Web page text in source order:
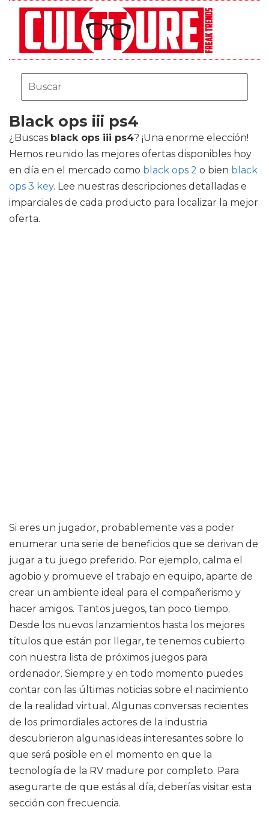
Black ops iii ps4
¿Buscas black ops iii ps4? ¡Una enorme elección!
Hemos reunido las mejores ofertas disponibles hoy
en día en el mercado como black ops 2 o bien black
ops 3 key. Lee nuestras descripciones detalladas e
imparciales de cada producto para localizar la mejor
oferta.
Si eres un jugador, probablemente vas a poder
enumerar una serie de beneficios que se derivan de
jugar a tu juego preferido. Por ejemplo, calma el
agobio y promueve el trabajo en equipo, aparte de
crear un ambiente ideal para el compañerismo y
hacer amigos. Tantos juegos, tan poco tiempo.
Desde los nuevos lanzamientos hasta los mejores
títulos que están por llegar, te tenemos cubierto
con nuestra lista de próximos juegos para
ordenador. Siempre y en todo momento puedes
contar con las últimas noticias sobre el nacimiento
de la realidad virtual. Algunas conversas recientes
de los primordiales actores de la industria
descubrieron algunas ideas interesantes sobre lo
que será posible en el momento en que la
tecnología de la RV madure por completo. Para
asegurarte de que estás al día, deberías visitar esta
sección con frecuencia.